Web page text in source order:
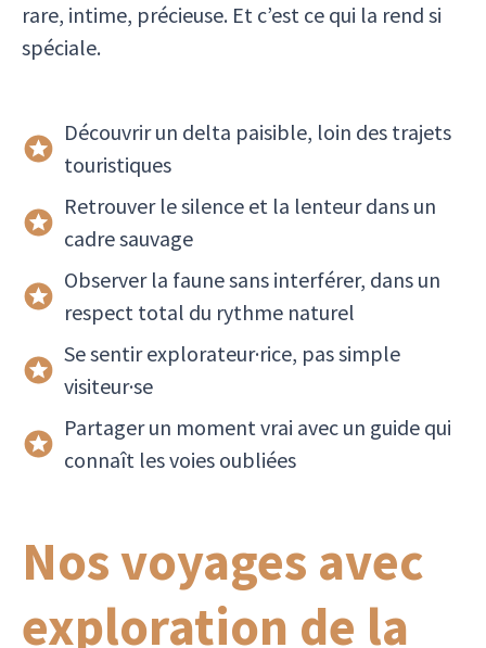
rare, intime, précieuse. Et c’est ce qui la rend si
spéciale.
Découvrir un delta paisible, loin des trajets
touristiques
Retrouver le silence et la lenteur dans un
cadre sauvage
Observer la faune sans interférer, dans un
respect total du rythme naturel
Se sentir explorateur·rice, pas simple
visiteur·se
Partager un moment vrai avec un guide qui
connaît les voies oubliées
Nos voyages avec
exploration de la